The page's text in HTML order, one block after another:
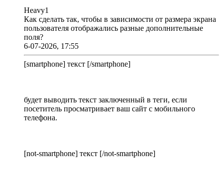
Heavy1
Как сделать так, чтобы в зависимости от размера экрана
пользователя отображались разные дополнительные
поля?
6-07-2026, 17:55
[smartphone] текст [/smartphone]
будет выводить текст заключенный в теги, если
посетитель просматривает ваш сайт с мобильного
телефона.
[not-smartphone] текст [/not-smartphone]